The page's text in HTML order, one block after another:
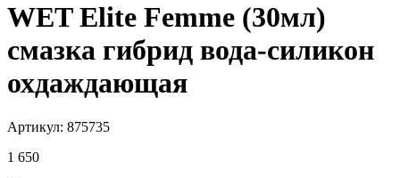
WET Elite Femme (30мл)
смазка гибрид вода-силикон
охдаждающая
Артикул: 875735
1 650